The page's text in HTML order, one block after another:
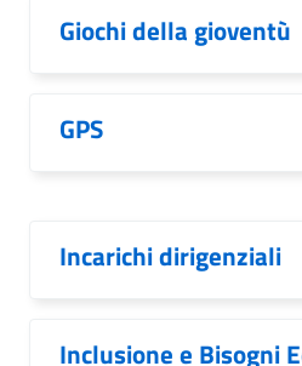
Giochi della gioventù
GPS
Incarichi dirigenziali
Inclusione e Bisogni